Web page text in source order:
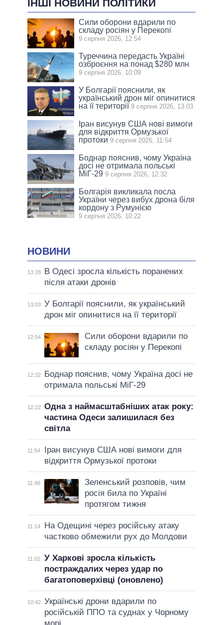
ІНШІ НОВИНИ ПОЛІТИКИ
Сили оборони вдарили по
складу росіян у Перекопі
9 серпня 2026, 12:54
Туреччина передасть Україні
озброєння на понад $280 млн
9 серпня 2026, 10:09
У Болгарії пояснили, як
український дрон міг опинитися
на її території 9 серпня 2026, 13:03
Іран висунув США нові вимоги
для відкриття Ормузької
протоки 9 серпня 2026, 11:54
Боднар пояснив, чому Україна
досі не отримала польські
МіГ-29 9 серпня 2026, 12:32
Болгарія викликала посла
України через вибух дрона біля
кордону з Румунією
9 серпня 2026, 10:22
НОВИНИ
13:28
В Одесі зросла кількість поранених
після атаки дронів
13:03 У Болгарії пояснили, як український
дрон міг опинитися на її території
12:54
Сили оборони вдарили по
складу росіян у Перекопі
12:32
Боднар пояснив, чому Україна досі не
отримала польські МіГ-29
12:22 Одна з наймасштабніших атак року:
частина Одеси залишилася без
світла
11:54
Іран висунув США нові вимоги для
відкриття Ормузької протоки
11:48
Зеленський розповів, чим
росія била по Україні
протягом тижня
11:14
На Одещині через російську атаку
частково обмежили рух до Молдови
11:02
У Харкові зросла кількість
постраждалих через удар по
багатоповерхівці (оновлено)
10:42 Українські дрони вдарили по
російській ППО та суднах у Чорному